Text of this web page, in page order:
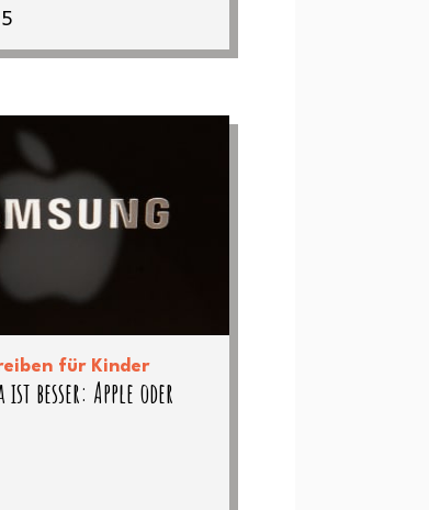
für Kinder
ist besser: Apple oder